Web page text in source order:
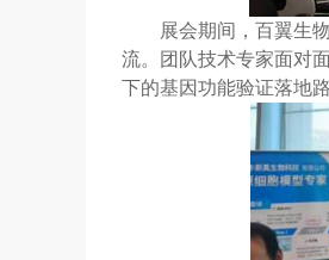
展会期间，百翼生
流。团队技术专家面对
下的基因功能验证落地